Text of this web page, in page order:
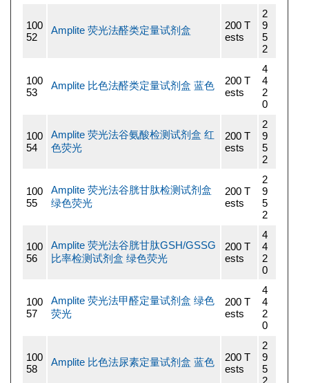
100
52
Amplite 荧光法醛类定量试剂盒
200 T
ests
2
9
5
2
100
53
Amplite 比色法醛类定量试剂盒 蓝色
200 T
ests
4
4
2
0
100
54
Amplite 荧光法谷氨酸检测试剂盒 红
色荧光
200 T
ests
2
9
5
2
100
55
Amplite 荧光法谷胱甘肽检测试剂盒
绿色荧光
200 T
ests
2
9
5
2
100
56
Amplite 荧光法谷胱甘肽GSH/GSSG
比率检测试剂盒 绿色荧光
200 T
ests
4
4
2
0
100
57
Amplite 荧光法甲醛定量试剂盒 绿色
荧光
200 T
ests
4
4
2
0
100
58
Amplite 比色法尿素定量试剂盒 蓝色
200 T
ests
2
9
5
2